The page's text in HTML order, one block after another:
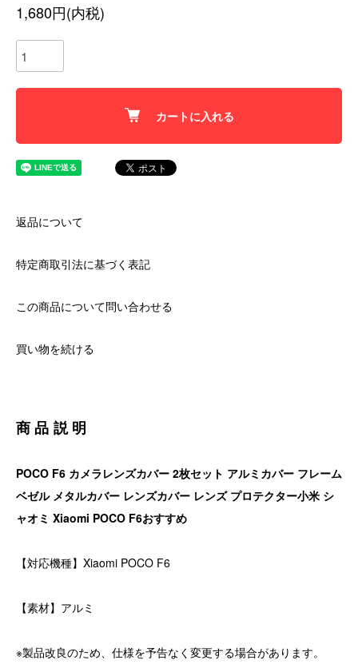
1,680円(内税)
カートに入れる
返品について
特定商取引法に基づく表記
この商品について問い合わせる
買い物を続ける
商品説明
POCO F6 カメラレンズカバー 2枚セット アルミカバー フレーム
ベゼル メタルカバー レンズカバー レンズ プロテクター小米 シ
ャオミ Xiaomi POCO F6おすすめ
【対応機種】Xiaomi POCO F6
【素材】アルミ
※製品改良のため、仕様を予告なく変更する場合があります。